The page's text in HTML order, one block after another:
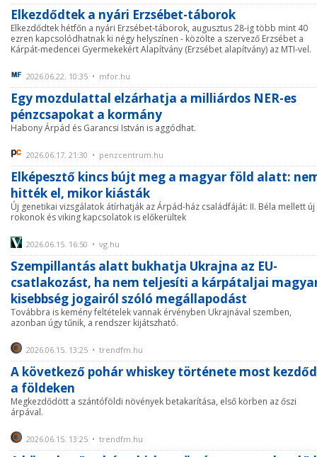
Elkezdődtek a nyári Erzsébet-táborok
Elkezdődtek hétfőn a nyári Erzsébet-táborok, augusztus 28-ig több mint 40
ezren kapcsolódhatnak ki négy helyszínen - közölte a szervező Erzsébet a
Kárpát-medencei Gyermekekért Alapítvány (Erzsébet alapítvány) az MTI-vel.
2026.06.22. 10:35 • mfor.hu
Egy mozdulattal elzárhatja a milliárdos NER-es
pénzcsapokat a kormány
Habony Árpád és Garancsi István is aggódhat.
2026.06.17. 21:30 • penzcentrum.hu
Elképesztő kincs bújt meg a magyar föld alatt:
hitték el, mikor kiásták
Új genetikai vizsgálatok átírhatják az Árpád-ház családfáját: II. Béla mellett új
rokonok és viking kapcsolatok is előkerültek
2026.06.15. 16:50 • vg.hu
Szempillantás alatt bukhatja Ukrajna az EU-
csatlakozást, ha nem teljesíti a kárpátaljai
kisebbség jogairól szóló megállapodást
Továbbra is kemény feltételek vannak érvényben Ukrajnával szemben,
azonban úgy tűnik, a rendszer kijátszható.
2026.06.15. 13:25 • trendfm.hu
A következő pohár whiskey története most
a földeken
Megkezdődött a szántóföldi növények betakarítása, első körben az őszi
árpával.
2026.06.15. 13:25 • trendfm.hu